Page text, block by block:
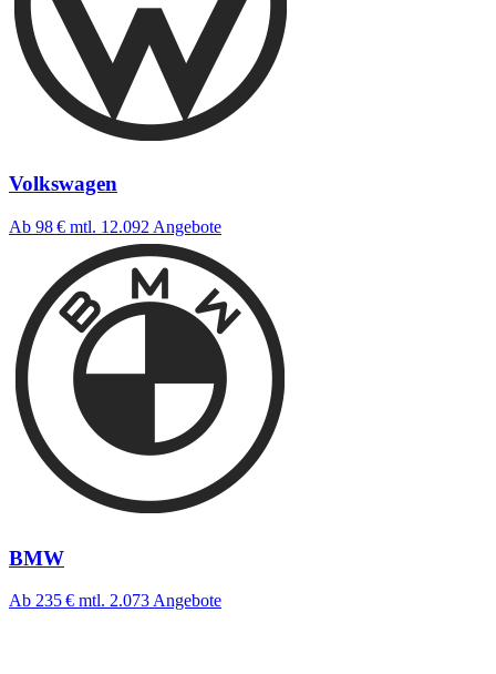
Volkswagen
Ab 98 € mtl. 12.092 Angebote
BMW
Ab 235 € mtl. 2.073 Angebote